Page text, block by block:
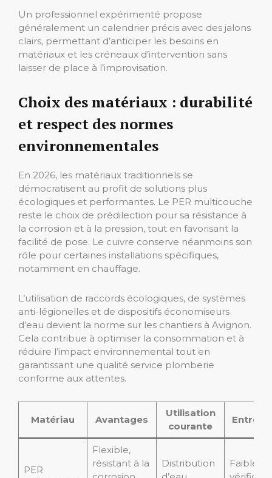
Un professionnel expérimenté propose
généralement un calendrier précis avec des jalons
clairs, permettant d’anticiper les besoins en
matériaux et les créneaux d’intervention sans
laisser de place à l’improvisation.
Choix des matériaux : durabilité
et respect des normes
environnementales
En 2026, les matériaux traditionnels se
démocratisent au profit de solutions plus
écologiques et performantes. Le PER multicouche
reste le choix de prédilection pour sa résistance à
la corrosion et à la pression, tout en favorisant la
facilité de pose. Le cuivre conserve néanmoins son
rôle pour certaines installations spécifiques,
notamment en chauffage.
L’utilisation de raccords écologiques, de systèmes
anti-légionelles et de dispositifs économiseurs
d’eau devient la norme sur les chantiers à Avignon.
Cela contribue à optimiser la consommation et à
réduire l’impact environnemental tout en
garantissant une qualité service plomberie
conforme aux attentes.
Matériau Avantages
Utilisation
courante
PER
Flexible,
résistant à la
Distribution
Faible,